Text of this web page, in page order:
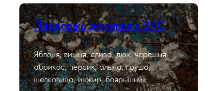
Плодовые деревья с ЗКС
Яблоня, вишня, слива, дюк, черешня,
абрикос, персик, алыча, груша,
шелковица, инжир, боярышник.